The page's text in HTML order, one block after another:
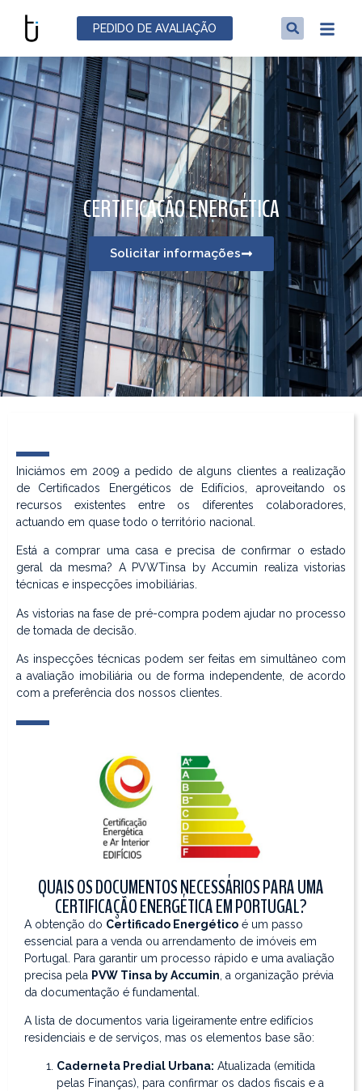
PEDIDO DE AVALIAÇÃO
CERTIFICAÇÃO ENERGÉTICA​
Solicitar informações
Iniciámos em 2009 a pedido de alguns clientes a realização
de Certificados Energéticos de Edifícios, aproveitando os
recursos existentes entre os diferentes colaboradores,
actuando em quase todo o território nacional.
Está a comprar uma casa e precisa de confirmar o estado
geral da mesma? A PVWTinsa by Accumin realiza vistorias
técnicas e inspecções imobiliárias.
As vistorias na fase de pré-compra podem ajudar no processo
de tomada de decisão.
As inspecções técnicas podem ser feitas em simultâneo com
a avaliação imobiliária ou de forma independente, de acordo
com a preferência dos nossos clientes.
QUAIS OS DOCUMENTOS NECESSÁRIOS PARA UMA
CERTIFICAÇÃO ENERGÉTICA EM PORTUGAL?
A obtenção do Certificado Energético é um passo
essencial para a venda ou arrendamento de imóveis em
Portugal. Para garantir um processo rápido e uma avaliação
precisa pela PVW Tinsa by Accumin , a organização prévia
da documentação é fundamental.
A lista de documentos varia ligeiramente entre edifícios
residenciais e de serviços, mas os elementos base são:
Caderneta Predial Urbana: Atualizada (emitida
pelas Finanças), para confirmar os dados fiscais e a